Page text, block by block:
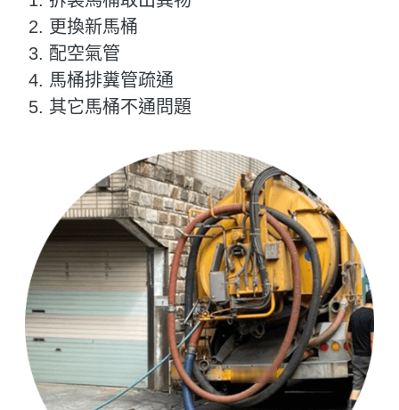
更換新馬桶
配空氣管
馬桶排糞管疏通
其它馬桶不通問題